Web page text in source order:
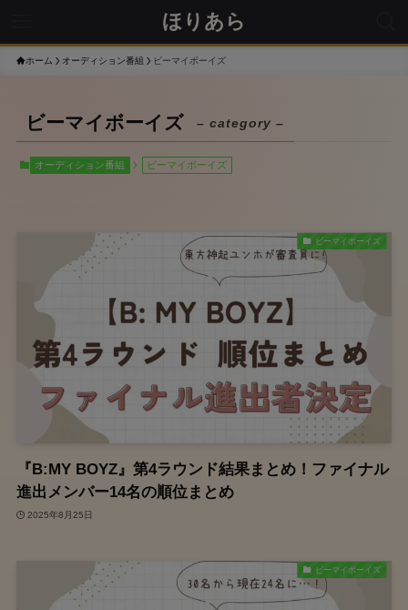
ほりあら
ホーム オーディション番組 ビーマイボーイズ
ビーマイボーイズ – category –
オーディション番組 ビーマイボーイズ
ビーマイボーイズ
『B:MY BOYZ』第4ラウンド結果まとめ！ファイナル
進出メンバー14名の順位まとめ
2025年8月25日
ビーマイボーイズ